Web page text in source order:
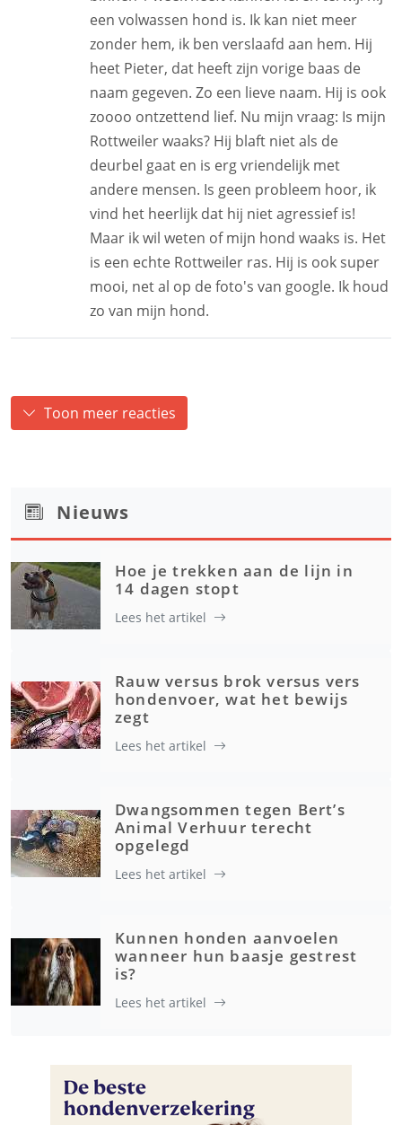
een volwassen hond is. Ik kan niet meer
zonder hem, ik ben verslaafd aan hem. Hij
heet Pieter, dat heeft zijn vorige baas de
naam gegeven. Zo een lieve naam. Hij is ook
zoooo ontzettend lief. Nu mijn vraag: Is mijn
Rottweiler waaks? Hij blaft niet als de
deurbel gaat en is erg vriendelijk met
andere mensen. Is geen probleem hoor, ik
vind het heerlijk dat hij niet agressief is!
Maar ik wil weten of mijn hond waaks is. Het
is een echte Rottweiler ras. Hij is ook super
mooi, net al op de foto's van google. Ik houd
zo van mijn hond.
Toon meer reacties
Nieuws
Hoe je trekken aan de lijn in
14 dagen stopt
Lees het artikel
Rauw versus brok versus vers
hondenvoer, wat het bewijs
zegt
Lees het artikel
Dwangsommen tegen Bert’s
Animal Verhuur terecht
opgelegd
Lees het artikel
Kunnen honden aanvoelen
wanneer hun baasje gestrest
is?
Lees het artikel